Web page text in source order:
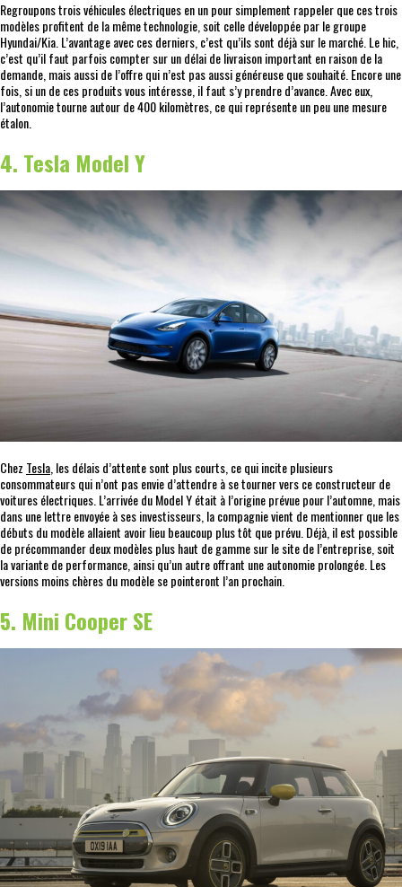
Regroupons trois véhicules électriques en un pour simplement rappeler que ces trois
modèles profitent de la même technologie, soit celle développée par le groupe
Hyundai/Kia. L’avantage avec ces derniers, c’est qu’ils sont déjà sur le marché. Le hic,
c’est qu’il faut parfois compter sur un délai de livraison important en raison de la
demande, mais aussi de l’offre qui n’est pas aussi généreuse que souhaité. Encore une
fois, si un de ces produits vous intéresse, il faut s’y prendre d’avance. Avec eux,
l’autonomie tourne autour de 400 kilomètres, ce qui représente un peu une mesure
étalon.
4. Tesla Model Y
Chez Tesla, les délais d’attente sont plus courts, ce qui incite plusieurs
consommateurs qui n’ont pas envie d’attendre à se tourner vers ce constructeur de
voitures électriques. L’arrivée du Model Y était à l’origine prévue pour l’automne, mais
dans une lettre envoyée à ses investisseurs, la compagnie vient de mentionner que les
débuts du modèle allaient avoir lieu beaucoup plus tôt que prévu. Déjà, il est possible
de précommander deux modèles plus haut de gamme sur le site de l’entreprise, soit
la variante de performance, ainsi qu’un autre offrant une autonomie prolongée. Les
versions moins chères du modèle se pointeront l’an prochain.
5. Mini Cooper SE